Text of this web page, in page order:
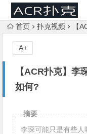
首页 扑克视频 【
【ACR扑克】李
如何?
A+
摘要
李琛可能只是有些